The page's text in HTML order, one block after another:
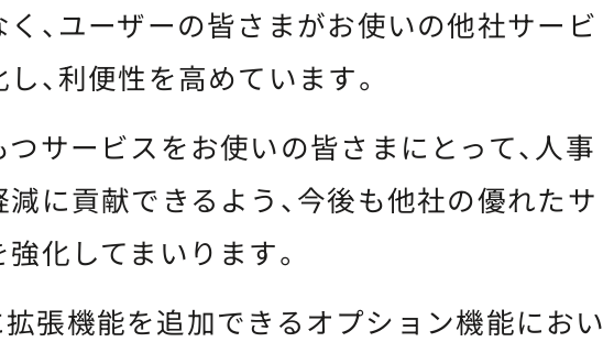
、ユーザーの皆さまがお使いの他社サービ
、利便性を高めています。
サービスをお使いの皆さまにとって、人事
に貢献できるよう、今後も他社の優れたサ
化してまいります。
拡張機能を追加できるオプション機能におい